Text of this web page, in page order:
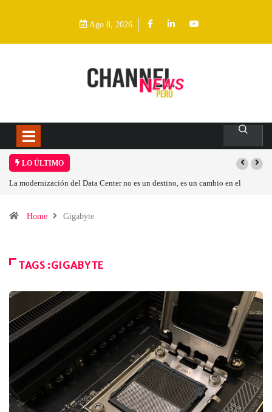
Ago 8, 2026
LO ÚLTIMO
Center no es un destino, es un cambio en el Los ingresos por
Home Gigabyte
TAGS :GIGABYTE